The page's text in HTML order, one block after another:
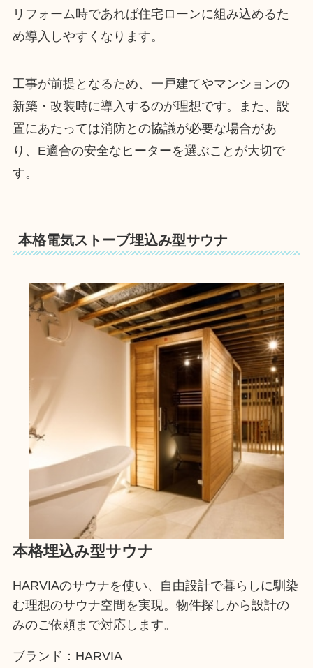
リフォーム時であれば住宅ローンに組み込めるた
め導入しやすくなります。
工事が前提となるため、一戸建てやマンションの
新築・改装時に導入するのが理想です。また、設
置にあたっては消防との協議が必要な場合があ
り、E適合の安全なヒーターを選ぶことが大切で
す。
本格電気ストーブ埋込み型サウナ
本格埋込み型サウナ
HARVIAのサウナを使い、自由設計で暮らしに馴染
む理想のサウナ空間を実現。物件探しから設計の
みのご依頼まで対応します。
ブランド：HARVIA